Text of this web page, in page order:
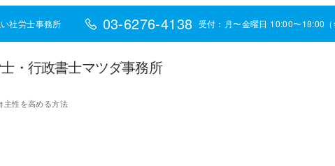
社労士事務所 03-6276-4138 受付：月〜金曜日 10:00〜18:00（
・行政書士マツダ事務所
主性を高める方法